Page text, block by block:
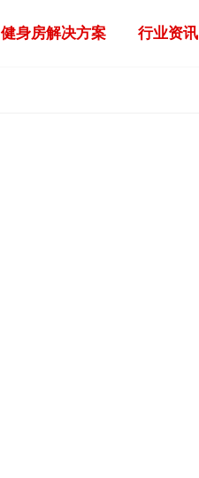
健身房解决方案 行业资讯